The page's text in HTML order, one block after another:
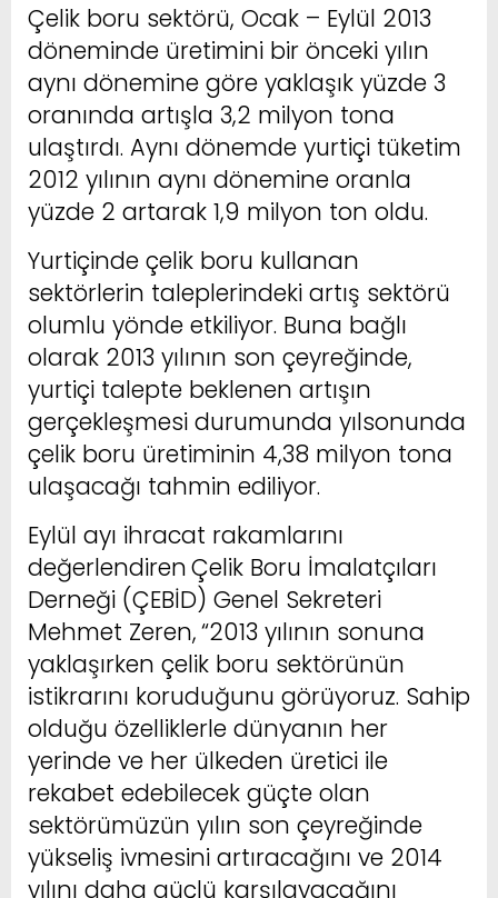
Çelik boru sektörü, Ocak – Eylül 2013
döneminde üretimini bir önceki yılın
aynı dönemine göre yaklaşık yüzde 3
oranında artışla 3,2 milyon tona
ulaştırdı. Aynı dönemde yurtiçi tüketim
2012 yılının aynı dönemine oranla
yüzde 2 artarak 1,9 milyon ton oldu.
Yurtiçinde çelik boru kullanan
sektörlerin taleplerindeki artış sektörü
olumlu yönde etkiliyor. Buna bağlı
olarak 2013 yılının son çeyreğinde,
yurtiçi talepte beklenen artışın
gerçekleşmesi durumunda yılsonunda
çelik boru üretiminin 4,38 milyon tona
ulaşacağı tahmin ediliyor.
Eylül ayı ihracat rakamlarını
değerlendirenÇelik Boru İmalatçıları
Derneği (ÇEBİD) Genel Sekreteri
Mehmet Zeren,“2013 yılının sonuna
yaklaşırken çelik boru sektörünün
istikrarını koruduğunu görüyoruz. Sahip
olduğu özelliklerle dünyanın her
yerinde ve her ülkeden üretici ile
rekabet edebilecek güçte olan
sektörümüzün yılın son çeyreğinde
yükseliş ivmesini artıracağını ve 2014
yılını daha güçlü karşılayacağını